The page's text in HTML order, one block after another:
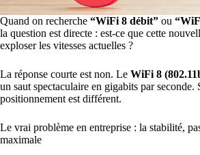
Quand on recherche “WiFi 8 débit” ou
la question est directe : est-ce que cette
exploser les vitesses actuelles ?
La réponse courte est non. Le WiFi 8
un saut spectaculaire en gigabits par seconde.
positionnement est différent.
Le vrai problème en entreprise : la stabilité,
maximale